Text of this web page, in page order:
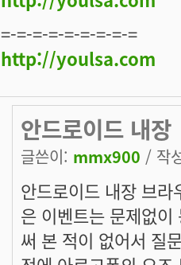
=-=-=-=-=-=-=-=-=
http://youlsa.com
안드로이드 내장
글쓴이: mmx900 / 작
안드로이드 내장 브
은 이벤트는 문제없이
써 본 적이 없어서 질